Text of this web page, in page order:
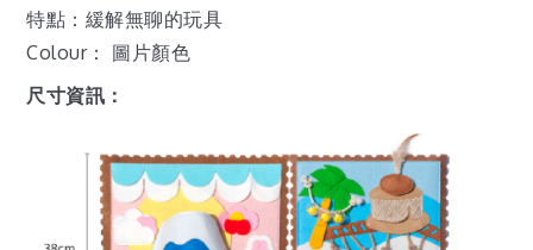
特點：緩解無聊的玩具
Colour： 圖片顏色
尺寸資訊：